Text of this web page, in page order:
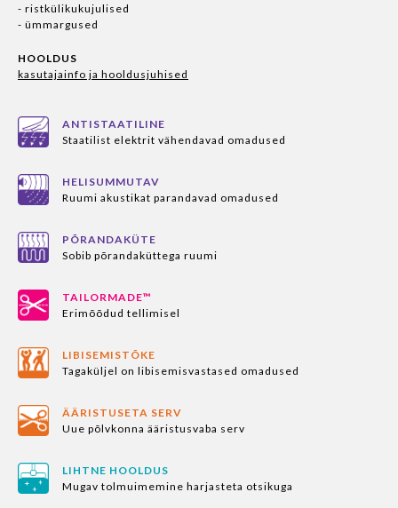
- ristkülikukujulised
- ümmargused
HOOLDUS
kasutajainfo ja hooldusjuhised
ANTISTAATILINE
Staatilist elektrit vähendavad omadused
HELISUMMUTAV
Ruumi akustikat parandavad omadused
PÕRANDAKÜTE
Sobib põrandaküttega ruumi
TAILORMADE™
Erimõõdud tellimisel
LIBISEMISTÕKE
Tagaküljel on libisemisvastased omadused
ÄÄRISTUSETA SERV
Uue põlvkonna ääristusvaba serv
LIHTNE HOOLDUS
Mugav tolmuimemine harjasteta otsikuga